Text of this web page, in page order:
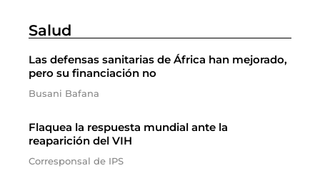
Salud
Las defensas sanitarias de África han mejorado,
pero su financiación no
Busani Bafana
Flaquea la respuesta mundial ante la
reaparición del VIH
Corresponsal de IPS